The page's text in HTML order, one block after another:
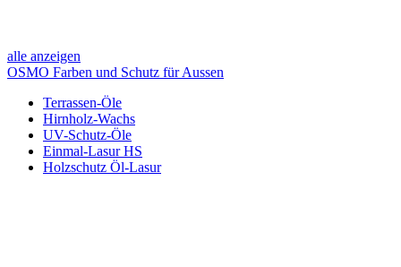
alle anzeigen
OSMO Farben und Schutz für Aussen
Terrassen-Öle
Hirnholz-Wachs
UV-Schutz-Öle
Einmal-Lasur HS
Holzschutz Öl-Lasur